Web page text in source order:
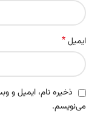
ایمیل*
ذخیره نام، ایمیل و
می‌نویسم.